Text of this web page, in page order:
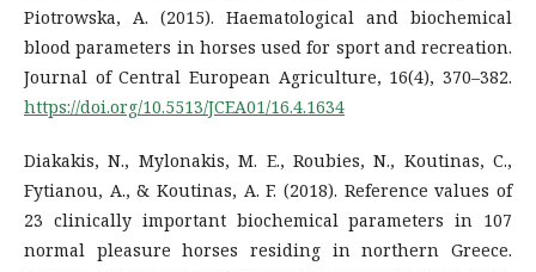
Piotrowska, A. (2015). Haematological and biochemical
blood parameters in horses used for sport and recreation.
Journal of Central European Agriculture, 16(4), 370–382.
https://doi.org/10.5513/JCEA01/16.4.1634
Diakakis, N., Mylonakis, M. E., Roubies, N., Koutinas, C.,
Fytianou, A., & Koutinas, A. F. (2018). Reference values of
23 clinically important biochemical parameters in 107
normal pleasure horses residing in northern Greece.